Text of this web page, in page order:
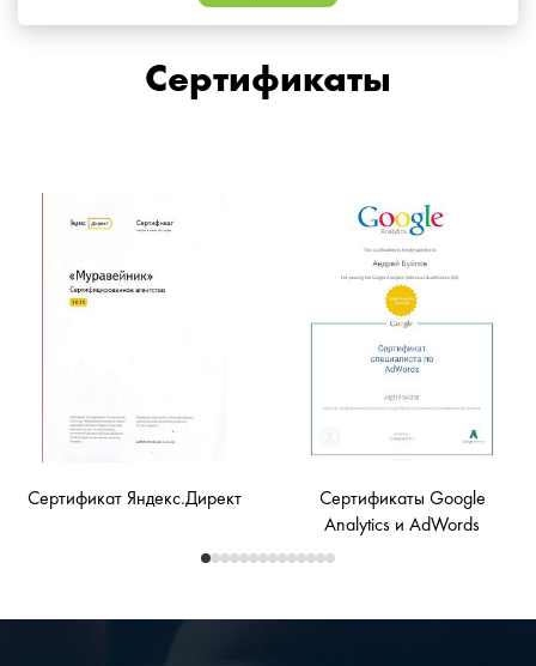
Сертификаты
Сертификат Яндекс.Директ
Сертификаты Google
Analytics и AdWords